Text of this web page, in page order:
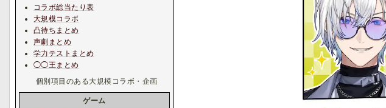
コラボ総当たり表
大規模コラボ
凸待ちまとめ
声劇まとめ
学力テストまとめ
◯◯王まとめ
個別項目のある大規模コラボ・企画
ゲーム